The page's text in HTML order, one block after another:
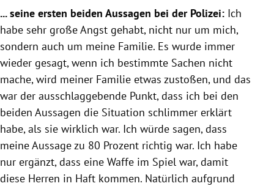
... seine ersten beiden Aussagen bei der Polizei: Ich
habe sehr große Angst gehabt, nicht nur um mich,
sondern auch um meine Familie. Es wurde immer
wieder gesagt, wenn ich bestimmte Sachen nicht
mache, wird meiner Familie etwas zustoßen, und das
war der ausschlaggebende Punkt, dass ich bei den
beiden Aussagen die Situation schlimmer erklärt
habe, als sie wirklich war. Ich würde sagen, dass
meine Aussage zu 80 Prozent richtig war. Ich habe
nur ergänzt, dass eine Waffe im Spiel war, damit
diese Herren in Haft kommen. Natürlich aufgrund